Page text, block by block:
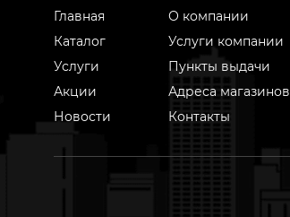
Главная
Каталог
Услуги
Акции
Новости
О компании
Услуги компании
Пункты выдачи
Адреса магазинов
Контакты